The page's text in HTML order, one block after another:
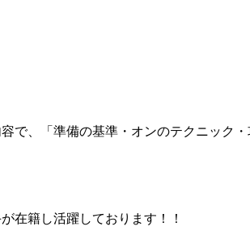
で、「準備の基準・オンのテクニック
在籍し活躍しております！！